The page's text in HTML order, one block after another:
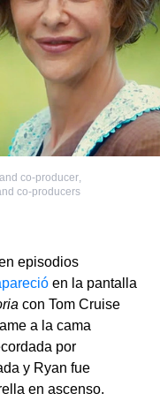
co-producer,
co-producers
episodios
en la pantalla
con Tom Cruise
a la cama
por
y Ryan fue
en ascenso.